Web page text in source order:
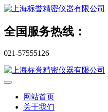
全国服务热线：
021-57555126
网站首页
关于我们